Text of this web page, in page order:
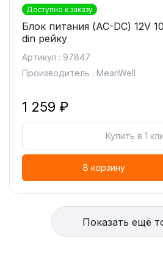
Доступно к заказу
Блок питания (AC-DC) 12V
din рейку
Артикул : 97847
Производитель : MeanWell
1 259 ₽
Купить в 1
В корзину
Показать ещё